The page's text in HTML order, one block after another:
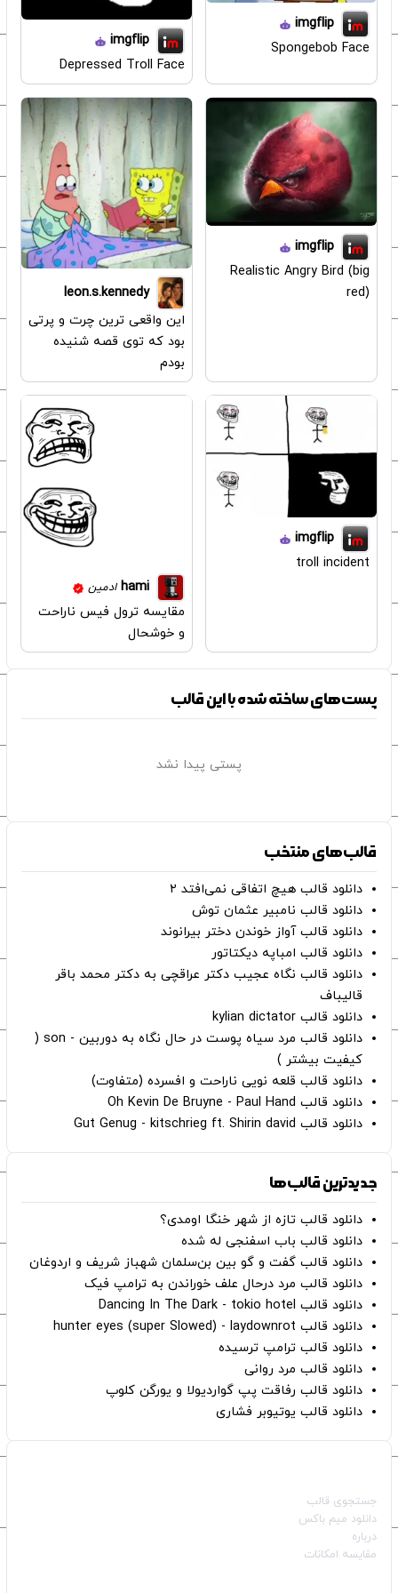
imgflip
Spongebob Face
imgflip
Depressed Troll Face
imgflip
Realistic Angry Bird (big
red)
leon.s.kennedy
این واقعی ترین چرت و پرتی
بود که توی قصه شنیده
بودم
imgflip
troll incident
hami ادمین
مقایسه ترول فیس ناراحت
و خوشحال
پست‌های ساخته شده با این قالب
پستی پیدا نشد
قالب‌های منتخب
دانلود قالب هیچ اتفاقی نمی‌افتد ۲
دانلود قالب نامبیر عثمان ‌توش
دانلود قالب آواز خوندن دختر بیرانوند
دانلود قالب امباپه دیکتاتور
دانلود قالب نگاه عجیب دکتر عراقچی به دکتر محمد باقر
قالیباف
دانلود قالب kylian dictator
دانلود قالب مرد سیاه پوست در حال نگاه به دوربین - son (
کیفیت بیشتر )
دانلود قالب قلعه نویی ناراحت و افسرده (متفاوت)
دانلود قالب Oh Kevin De Bruyne - Paul Hand
دانلود قالب Gut Genug - kitschrieg ft. Shirin david
جدیدترین قالب‌ها
دانلود قالب تازه از شهر خنگا اومدی؟
دانلود قالب باب اسفنجی له شده
دانلود قالب گفت و گو بین بن‌سلمان شهباز شریف و اردوغان
دانلود قالب مرد درحال علف خوراندن به ترامپ فیک
دانلود قالب Dancing In The Dark - tokio hotel
دانلود قالب hunter eyes (super Slowed) - laydownrot
دانلود قالب ترامپ ترسیده
دانلود قالب مرد روانی
دانلود قالب رفاقت پپ گواردیولا و یورگن کلوپ
دانلود قالب یوتیوبر فشاری
جستجوی قالب
دانلود میم باکس
درباره
مقایسه امکانات